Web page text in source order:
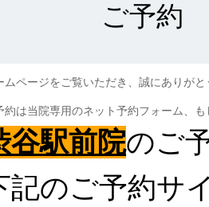
ご予約
ムページをご覧いただき、誠にありがと
約は当院専用のネット予約フォーム、
谷駅前院のご
記のご予約サ